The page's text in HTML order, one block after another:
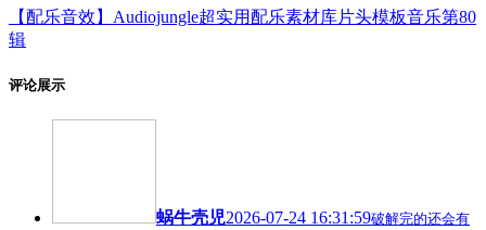
【配乐音效】Audiojungle超实用配乐素材库片头模板音乐第80
辑
评论展示
蜗牛壳児2026-07-24 16:31:59破解完的还会有